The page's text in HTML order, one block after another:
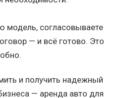
модель, согласовываете
— и всё готово. Это
и получить надежный
— аренда авто для